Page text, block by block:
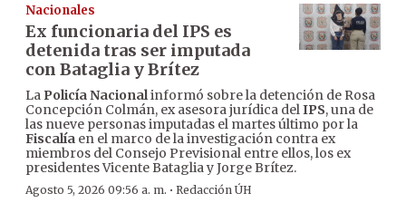
Nacionales
Ex funcionaria del IPS es
detenida tras ser imputada
con Bataglia y Brítez
La Policía Nacionalinformó sobre la detención de Rosa
Concepción Colmán, ex asesora jurídica delIPS, una de
las nueve personas imputadas el martes último por la
Fiscalía en el marco de la investigación contra ex
miembros del Consejo Previsional entre ellos, los ex
presidentes Vicente Bataglia y Jorge Brítez.
Agosto 5, 2026 09:56 a. m. · Redacción ÚH